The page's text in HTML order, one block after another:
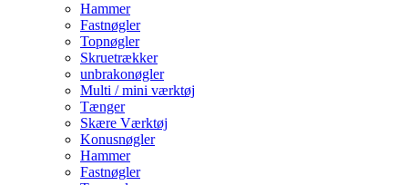
Hammer
Fastnøgler
Topnøgler
Skruetrækker
unbrakonøgler
Multi / mini værktøj
Tænger
Skære Værktøj
Konusnøgler
Hammer
Fastnøgler